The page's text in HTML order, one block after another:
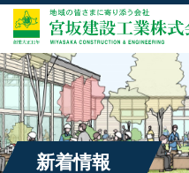
新着情報